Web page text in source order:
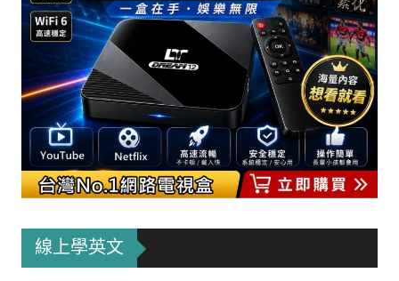
線上學英文